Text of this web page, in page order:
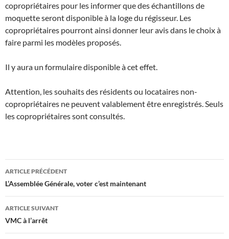
copropriétaires pour les informer que des échantillons de
moquette seront disponible à la loge du régisseur. Les
copropriétaires pourront ainsi donner leur avis dans le choix à
faire parmi les modèles proposés.
Il y aura un formulaire disponible à cet effet.
Attention, les souhaits des résidents ou locataires non-
copropriétaires ne peuvent valablement être enregistrés. Seuls
les copropriétaires sont consultés.
Navigation
des
articles
ARTICLE PRÉCÉDENT
L’Assemblée Générale, voter c’est maintenant
ARTICLE SUIVANT
VMC à l’arrêt